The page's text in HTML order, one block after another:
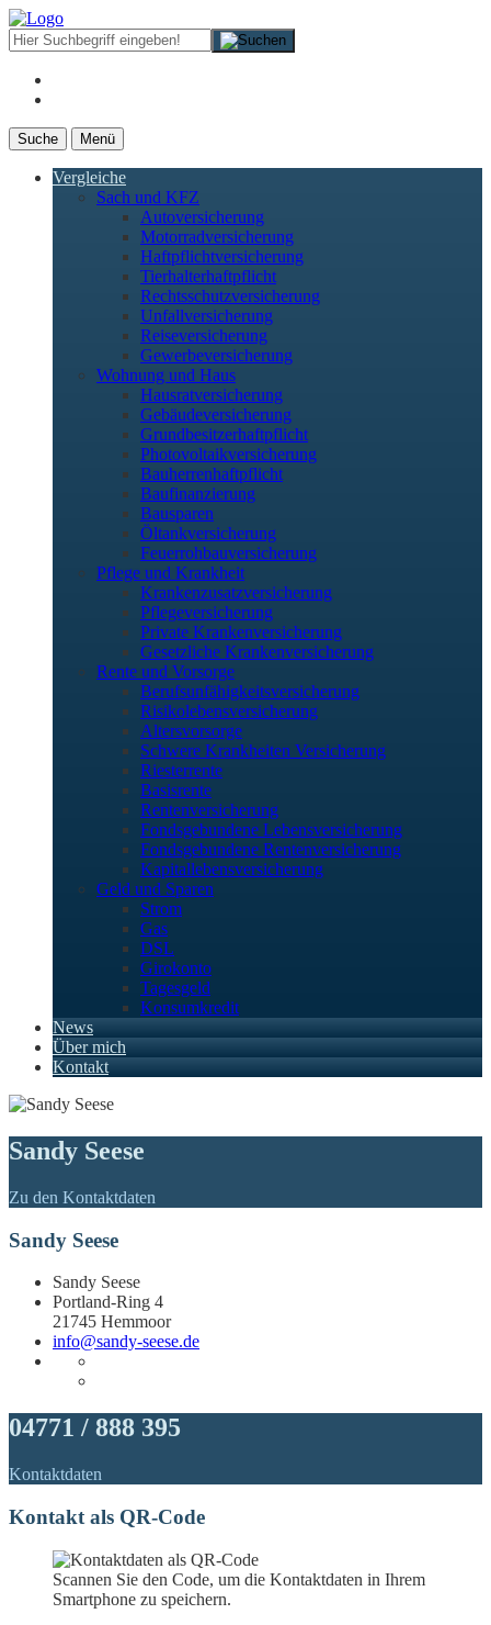
Suche Menü
Vergleiche
Sach und KFZ
Autoversicherung
Motorradversicherung
Haftpflichtversicherung
Tierhalterhaftpflicht
Rechtsschutzversicherung
Unfallversicherung
Reiseversicherung
Gewerbeversicherung
Wohnung und Haus
Hausratversicherung
Gebäudeversicherung
Grundbesitzerhaftpflicht
Photovoltaikversicherung
Bauherrenhaftpflicht
Baufinanzierung
Bausparen
Öltankversicherung
Feuerrohbauversicherung
Pflege und Krankheit
Krankenzusatzversicherung
Pflegeversicherung
Private Krankenversicherung
Gesetzliche Krankenversicherung
Rente und Vorsorge
Berufs­unfähigkeitsversicherung
Risikolebensversicherung
Altersvorsorge
Schwere Krankheiten Versicherung
Riesterrente
Basisrente
Rentenversicherung
Fondsgebundene Lebensversicherung
Fondsgebundene Rentenversicherung
Kapitallebensversicherung
Geld und Sparen
Strom
Gas
DSL
Girokonto
Tagesgeld
Konsumkredit
News
Über mich
Kontakt
Sandy Seese
Zu den Kontaktdaten
Sandy Seese
Sandy Seese
Portland-Ring 4
21745 Hemmoor
info@sandy-seese.de
04771 / 888 395
Kontaktdaten
Kontakt als QR-Code
Scannen Sie den Code, um die Kontaktdaten in Ihrem
Smartphone zu speichern.